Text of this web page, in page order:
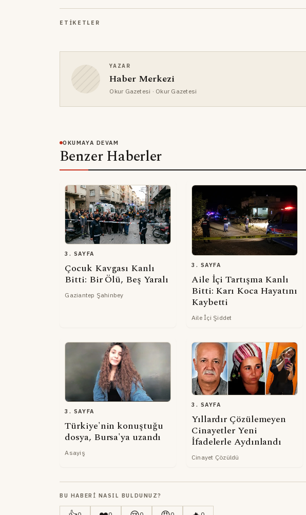
ETIKETLER
YAZAR
Haber Merkezi
Okur Gazetesi · Okur Gazetesi
OKUMAYA DEVAM
Benzer Haberler
3. SAYFA
Çocuk Kavgası Kanlı
Bitti: Bir Ölü, Beş Yaralı
Gaziantep Şahinbey
3. SAYFA
Aile İçi Tartışma Kanlı
Bitti: Karı Koca Hayatını
Kaybetti
Aile İçi Şiddet
3. SAYFA
Türkiye'nin konuştuğu
dosya, Bursa'ya uzandı
Asayiş
3. SAYFA
Yıllardır Çözülemeyen
Cinayetler Yeni
İfadelerle Aydınlandı
Cinayet Çözüldü
BU HABERI NASIL BULDUNUZ?